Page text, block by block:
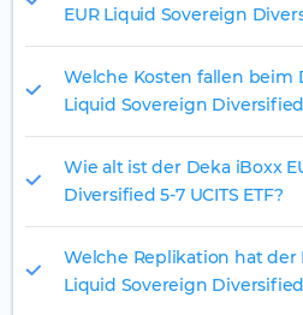
EUR Liquid Sovereign
Welche Kosten fallen beim
Liquid Sovereign Diversified
Wie alt ist der Deka iBoxx
Diversified 5-7 UCITS ETF?
Welche Replikation hat der
Liquid Sovereign Diversified